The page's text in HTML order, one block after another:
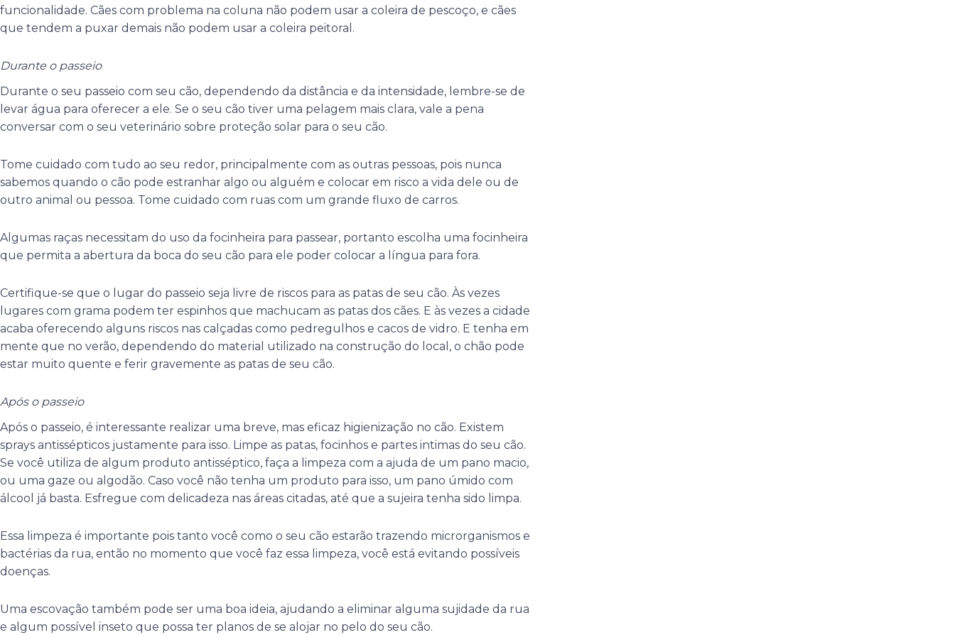
funcionalidade. Cães com problema na coluna não podem usar a coleira de pescoço, e cães
que tendem a puxar demais não podem usar a coleira peitoral.
Durante o passeio
Durante o seu passeio com seu cão, dependendo da distância e da intensidade, lembre-se de
levar água para oferecer a ele. Se o seu cão tiver uma pelagem mais clara, vale a pena
conversar com o seu veterinário sobre proteção solar para o seu cão.
Tome cuidado com tudo ao seu redor, principalmente com as outras pessoas, pois nunca
sabemos quando o cão pode estranhar algo ou alguém e colocar em risco a vida dele ou de
outro animal ou pessoa. Tome cuidado com ruas com um grande fluxo de carros.
Algumas raças necessitam do uso da focinheira para passear, portanto escolha uma focinheira
que permita a abertura da boca do seu cão para ele poder colocar a língua para fora.
Certifique-se que o lugar do passeio seja livre de riscos para as patas de seu cão. Às vezes
lugares com grama podem ter espinhos que machucam as patas dos cães. E às vezes a cidade
acaba oferecendo alguns riscos nas calçadas como pedregulhos e cacos de vidro. E tenha em
mente que no verão, dependendo do material utilizado na construção do local, o chão pode
estar muito quente e ferir gravemente as patas de seu cão.
Após o passeio
Após o passeio, é interessante realizar uma breve, mas eficaz higienização no cão. Existem
sprays antissépticos justamente para isso. Limpe as patas, focinhos e partes intimas do seu cão.
Se você utiliza de algum produto antisséptico, faça a limpeza com a ajuda de um pano macio,
ou uma gaze ou algodão. Caso você não tenha um produto para isso, um pano úmido com
álcool já basta. Esfregue com delicadeza nas áreas citadas, até que a sujeira tenha sido limpa.
Essa limpeza é importante pois tanto você como o seu cão estarão trazendo microrganismos e
bactérias da rua, então no momento que você faz essa limpeza, você está evitando possíveis
doenças.
Uma escovação também pode ser uma boa ideia, ajudando a eliminar alguma sujidade da rua
e algum possível inseto que possa ter planos de se alojar no pelo do seu cão.